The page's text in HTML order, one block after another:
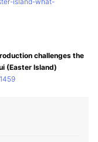
challenges the
(Easter Island)